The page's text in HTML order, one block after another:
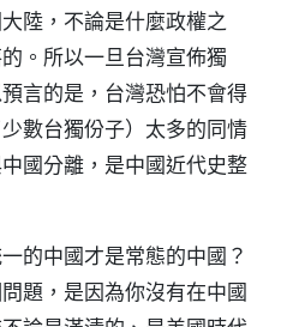
陸，不論是什麼政權之
。所以一旦台灣宣佈獨
言的是，台灣恐怕不會得
數台獨份子）太多的同情
國分離，是中國近代史整
的中國才是常態的中國？
題，是因為你沒有在中國